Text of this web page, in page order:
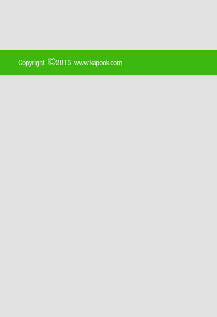
Copyright ©2015 www.kapook.com